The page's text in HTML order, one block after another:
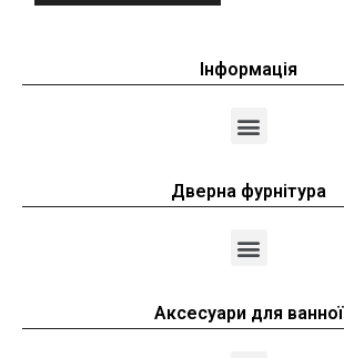
Інформація
Дверна фурнітура
Аксесуари для ванної